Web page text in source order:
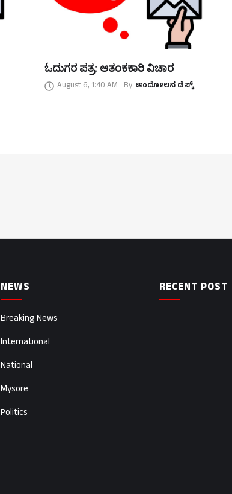
ಓದುಗರ ಪತ್ರ: ಆತಂಕಕಾರಿ ವಿಚಾರ
August 6, 1:40 AM By ಆಂದೋಲನ ಡೆಸ್ಕ್
NEWS
Breaking News
International
National
Mysore
Politics
RECENT POST